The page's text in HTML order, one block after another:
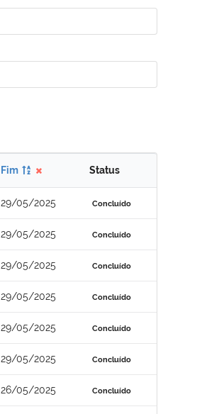
Fim Status
29/05/2025 Concluído
29/05/2025 Concluído
29/05/2025 Concluído
29/05/2025 Concluído
29/05/2025 Concluído
29/05/2025 Concluído
26/05/2025 Concluído